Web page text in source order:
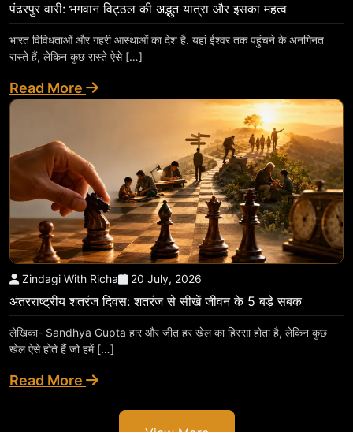
पंढरपुर वारी: भगवान विट्ठल की अद्भुत यात्रा और इसका महत्व
भारत विविधताओं और गहरी आस्थाओं का देश है. यहां ईश्वर तक पहुंचने के अनगिनत
रास्ते हैं, लेकिन कुछ रास्ते ऐसे […]
Read More
Zindagi With Richa 20 July, 2026
अंतरराष्ट्रीय शतरंज दिवस: शतरंज से सीखें जीवन के 5 बड़े सबक
लेखिका- Sandhya Gupta हार और जीत हर खेल का हिस्सा होता है, लेकिन कुछ
खेल ऐसे होते हैं जो हमें […]
Read More